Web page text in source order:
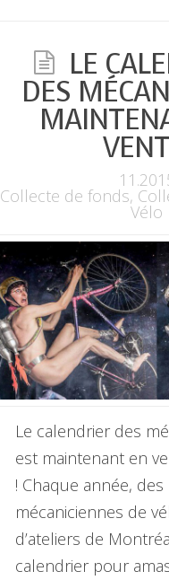
LE
DES
Collecte de fonds,
Vélo
Le calendrier des
est maintenant en
! Chaque année,
mécaniciennes de
d’ateliers de
calendrier pour